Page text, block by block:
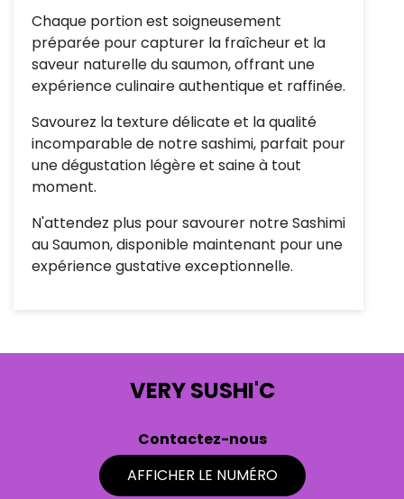
Chaque portion est soigneusement
préparée pour capturer la fraîcheur et la
saveur naturelle du saumon, offrant une
expérience culinaire authentique et raffinée.
Savourez la texture délicate et la qualité
incomparable de notre sashimi, parfait pour
une dégustation légère et saine à tout
moment.
N'attendez plus pour savourer notre Sashimi
au Saumon, disponible maintenant pour une
expérience gustative exceptionnelle.
VERY SUSHI'C
Contactez-nous
AFFICHER LE NUMÉRO